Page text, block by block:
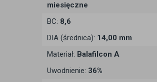
miesięczne
BC: 8,6
DIA (średnica): 14,00 mm
Materiał: Balafilcon A
Uwodnienie: 36%